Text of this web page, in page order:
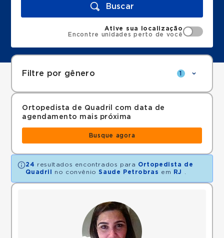
Buscar
Ative sua localização
Encontre unidades perto de você
Filtre por gênero 1
Ortopedista de Quadril com data de
agendamento mais próxima
Busque agora
24 resultados encontrados para Ortopedista de
Quadril
no convênio Saude Petrobras em RJ